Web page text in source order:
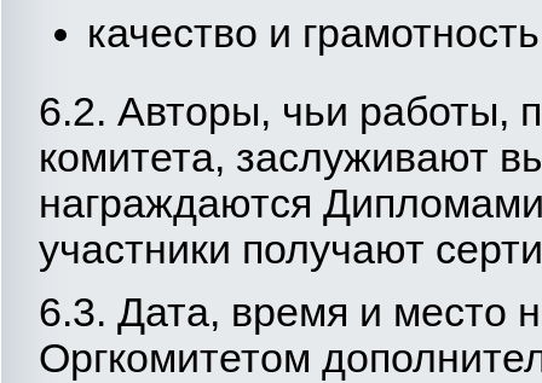
качество и
6.2. Авторы, чьи работы,
комитета, заслуживают
награждаются
участники получают
6.3. Дата, время и место
Оргкомитетом